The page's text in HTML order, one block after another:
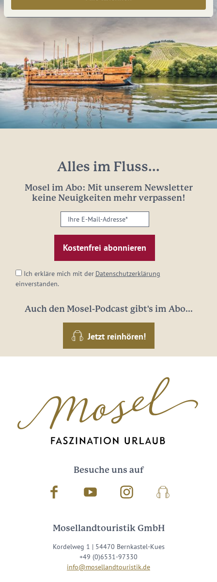
Alles im Fluss...
Mosel im Abo: Mit unserem Newsletter
keine Neuigkeiten mehr verpassen!
Ihre
E-
Mail-
Adresse:
Ich erkläre mich mit der Datenschutzerklärung
einverstanden.
Auch den Mosel-Podcast gibt's im Abo...
Jetzt reinhören!
Besuche uns auf
Facebook Youtube InstagramPodcast
Mosellandtouristik GmbH
Kordelweg 1 | 54470 Bernkastel-Kues
+49 (0)6531-97330
info@mosellandtouristik.de